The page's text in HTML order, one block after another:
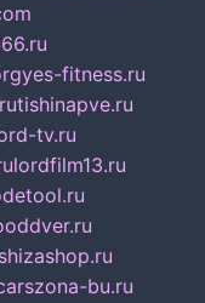
yes-fitness.ru
tishinapve.ru
tv.ru
lordfilm13.ru
bu.ru